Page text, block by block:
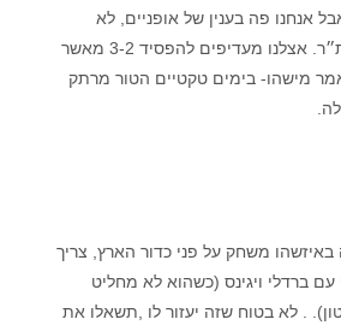
אנחנו פה בענין של אופניים, לא
שחמט. אני אוהד בית״ר. אצלנו מעדיפים להפסיד 3-2 מאשר
כמו שאמר מישהו- בימים טקטיים הטור מרתק
באיזשהו משחק על פני כדור הארץ, צריך
עם ברדלי ויגינס (כשהוא לא מחליט
. לא בטוח שזה יעזור לו ,תשאלו את